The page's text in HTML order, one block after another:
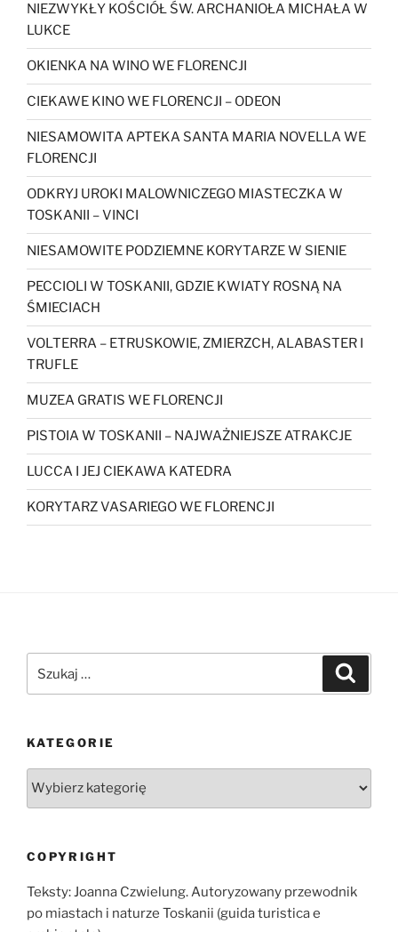
NIEZWYKŁY KOŚCIÓŁ ŚW. ARCHANIOŁA MICHAŁA W
LUKCE
OKIENKA NA WINO WE FLORENCJI
CIEKAWE KINO WE FLORENCJI – ODEON
NIESAMOWITA APTEKA SANTA MARIA NOVELLA WE
FLORENCJI
ODKRYJ UROKI MALOWNICZEGO MIASTECZKA W
TOSKANII – VINCI
NIESAMOWITE PODZIEMNE KORYTARZE W SIENIE
PECCIOLI W TOSKANII, GDZIE KWIATY ROSNĄ NA
ŚMIECIACH
VOLTERRA – ETRUSKOWIE, ZMIERZCH, ALABASTER I
TRUFLE
MUZEA GRATIS WE FLORENCJI
PISTOIA W TOSKANII – NAJWAŻNIEJSZE ATRAKCJE
LUCCA I JEJ CIEKAWA KATEDRA
KORYTARZ VASARIEGO WE FLORENCJI
KATEGORIE
COPYRIGHT
Teksty: Joanna Czwielung. Autoryzowany przewodnik
po miastach i naturze Toskanii (guida turistica e